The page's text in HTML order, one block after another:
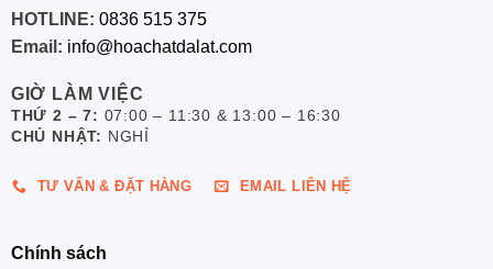
HOTLINE: 0836 515 375
Email: info@hoachatdalat.com
GIỜ LÀM VIỆC
THỨ 2 – 7: 07:00 – 11:30 & 13:00 – 16:30
CHỦ NHẬT: NGHỈ
TƯ VẤN & ĐẶT HÀNG EMAIL LIÊN HỆ
Chính sách